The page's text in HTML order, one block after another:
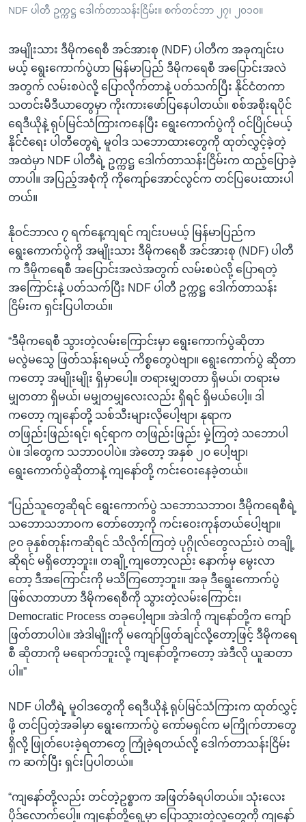
ကြည့်
ရှာဖွေ
ရန်
နေရာ
သို့
ကျော်
ရန်
NDF ပါတီ ဥက္ကဋ္ဌ ဒေါက်တာသန်းငြိမ်း။ စက်တင်ဘာ ၂၇၊ ၂၀၁၀။
အမျိုးသား ဒီမိုကရေစီ အင်အားစု (NDF) ပါတီက အခုကျင်းပ
မယ့် ရွေးကောက်ပွဲဟာ မြန်မာပြည် ဒီမိုကရေစီ အပြောင်းအလဲ
အတွက် လမ်းစပဲလို့ ပြောလိုက်တာနဲ့ ပတ်သက်ပြီး နိုင်ငံတကာ
သတင်းမီဒီယာတွေမှာ ကိုးကားဖော်ပြနေပါတယ်။ စစ်အစိုးရပိုင်
ရေဒီယိုနဲ့ ရုပ်မြင်သံကြားကနေပြီး ရွေးကောက်ပွဲကို ဝင်ပြိုင်မယ့်
နိုင်ငံရေး ပါတီတွေရဲ့ မူဝါဒ သဘောထားတွေကို ထုတ်လွှင့်ခဲ့တဲ့
အထဲမှာ NDF ပါတီရဲ့ ဥက္ကဋ္ဌ ဒေါက်တာသန်းငြိမ်းက ထည့်ပြောခဲ့
တာပါ။ အပြည့်အစုံကို ကိုကျော်အောင်လွင်က တင်ပြပေးထားပါ
တယ်။
နိုဝင်ဘာလ ၇ ရက်နေ့ကျရင် ကျင်းပမယ့် မြန်မာပြည်က
ရွေးကောက်ပွဲကို အမျိုးသား ဒီမိုကရေစီ အင်အားစု (NDF) ပါတီ
က ဒီမိုကရေစီ အပြောင်းအလဲအတွက် လမ်းစပဲလို့ ပြောရတဲ့
အကြောင်းနဲ့ ပတ်သက်ပြီး NDF ပါတီ ဥက္ကဋ္ဌ ဒေါက်တာသန်း
ငြိမ်းက ရှင်းပြပါတယ်။
“ဒီမိုကရေစီ သွားတဲ့လမ်းကြောင်းမှာ ရွေးကောက်ပွဲဆိုတာ
မလွဲမသွေ ဖြတ်သန်းရမယ့် ကိစ္စတွေပဲဗျာ။ ရွေးကောက်ပွဲ ဆိုတာ
ကတော့ အမျိုးမျိုး ရှိမှာပေါ့။ တရားမျှတတာ ရှိမယ်၊ တရားမ
မျှတတာ ရှိမယ်၊ မမျှတမျှလေးလည်း ရှိရင် ရှိမယ်ပေါ့။ ဒါ
ကတော့ ကျနော်တို့ သစ်သီးများလိုပေါ့ဗျာ၊ နုရာက
တဖြည်းဖြည်းရင့်၊ ရင့်ရာက တဖြည်းဖြည်း မှဲ့ကြတဲ့ သဘောပါ
ပဲ။ ဒါတွေက သဘာဝပါပဲ။ အဲတော့ အနှစ် ၂၀ ပေါ့ဗျာ၊
ရွေးကောက်ပွဲဆိုတာနဲ့ ကျနော်တို့ ကင်းဝေးနေခဲ့တယ်။
“ပြည်သူတွေဆိုရင် ရွေးကောက်ပွဲ သဘောသဘာဝ၊ ဒီမိုကရေစီရဲ့
သဘောသဘာဝက တော်တော့ကို ကင်းဝေးကုန်တယ်ပေါ့ဗျာ။
၉၀ ခုနှစ်တုန်းကဆိုရင် သိလိုက်ကြတဲ့ ပုဂ္ဂိုလ်တွေလည်းပဲ တချို့
ဆိုရင် မရှိတော့ဘူး။ တချို့ကျတော့လည်း နောက်မှ မွေးလာ
တော့ ဒီအကြောင်းကို မသိကြတော့ဘူး။ အခု ဒီရွေးကောက်ပွဲ
ဖြစ်လာတာဟာ ဒီမိုကရေစီကို သွားတဲ့လမ်းကြောင်း၊
Democratic Process တခုပေါ့ဗျာ။ အဲဒါကို ကျနော်တို့က ကျော်
ဖြတ်တာပါပဲ။ အဲဒါမျိုးကို မကျော်ဖြတ်ချင်လို့တော့ဖြင့် ဒီမိုကရေ
စီ ဆိုတာကို မရောက်ဘူးလို့ ကျနော်တို့ကတော့ အဲဒီလို ယူဆတာ
ပါ။”
NDF ပါတီရဲ့ မူဝါဒတွေကို ရေဒီယိုနဲ့ ရုပ်မြင်သံကြားက ထုတ်လွှင့်
ဖို့ တင်ပြတဲ့အခါမှာ ရွေးကောက်ပွဲ ကော်မရှင်က မကြိုက်တာတွေ
ရှိလို့ ဖြုတ်ပေးခဲ့ရတာတွေ ကြုံခဲ့ရတယ်လို့ ဒေါက်တာသန်းငြိမ်း
က ဆက်ပြီး ရှင်းပြပါတယ်။
“ကျနော်တို့လည်း တင်တဲ့ဥစ္စာက အဖြတ်ခံရပါတယ်။ သုံးလေး
ပိုဒ်လောက်ပေါ့။ ကျနော်တို့ရှေ့မှာ ပြောသွားတဲ့လူတွေကို ကျနော်